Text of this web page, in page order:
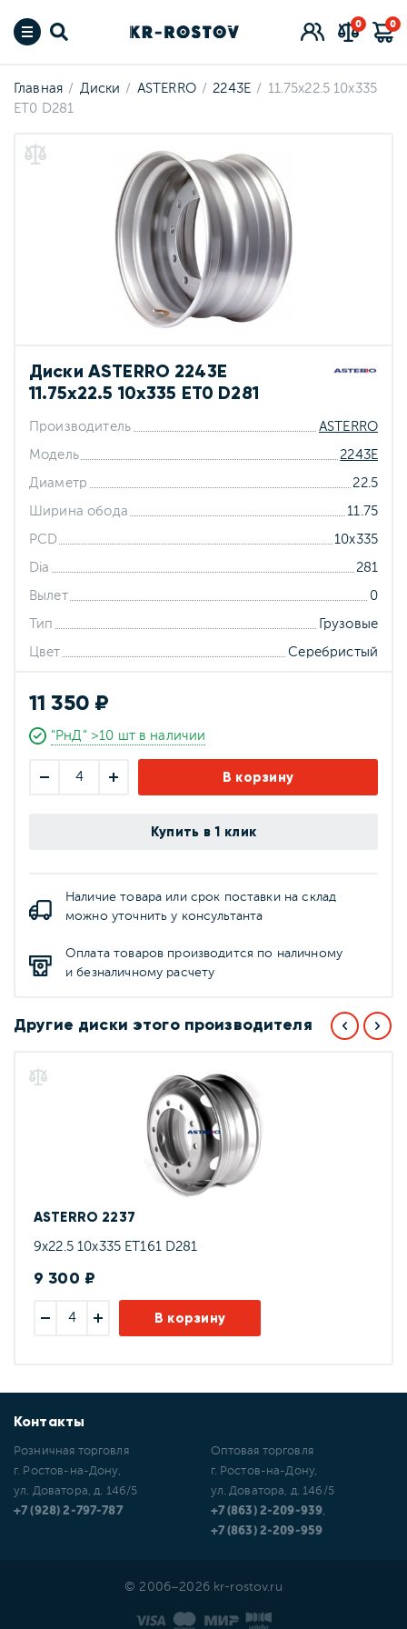
0 0
Главная Диски ASTERRO 2243E
11.75x22.5 10x335
ET0 D281
Диски ASTERRO 2243E
11.75x22.5 10x335 ET0 D281
Производитель ASTERRO
Модель 2243E
Диаметр 22.5
Ширина обода 11.75
PCD 10x335
Dia 281
Вылет 0
Тип Грузовые
Цвет Серебристый
11 350 ₽
"РнД" >10 шт в наличии
В корзину
Купить в 1 клик
Наличие товара или срок поставки на склад
можно уточнить у консультанта
Оплата товаров производится по наличному
и безналичному расчету
Другие диски этого производителя
ASTERRO 2237
9x22.5 10x335 ET161 D281
9 300 ₽
В корзину
Контакты
Розничная торговля
г. Ростов-на-Дону,
ул. Доватора, д. 146/5
+7 (928) 2-797-787
Оптовая торговля
г. Ростов-на-Дону,
ул. Доватора, д. 146/5
+7 (863) 2-209-939,
+7 (863) 2-209-959
© 2006–2026 kr-rostov.ru